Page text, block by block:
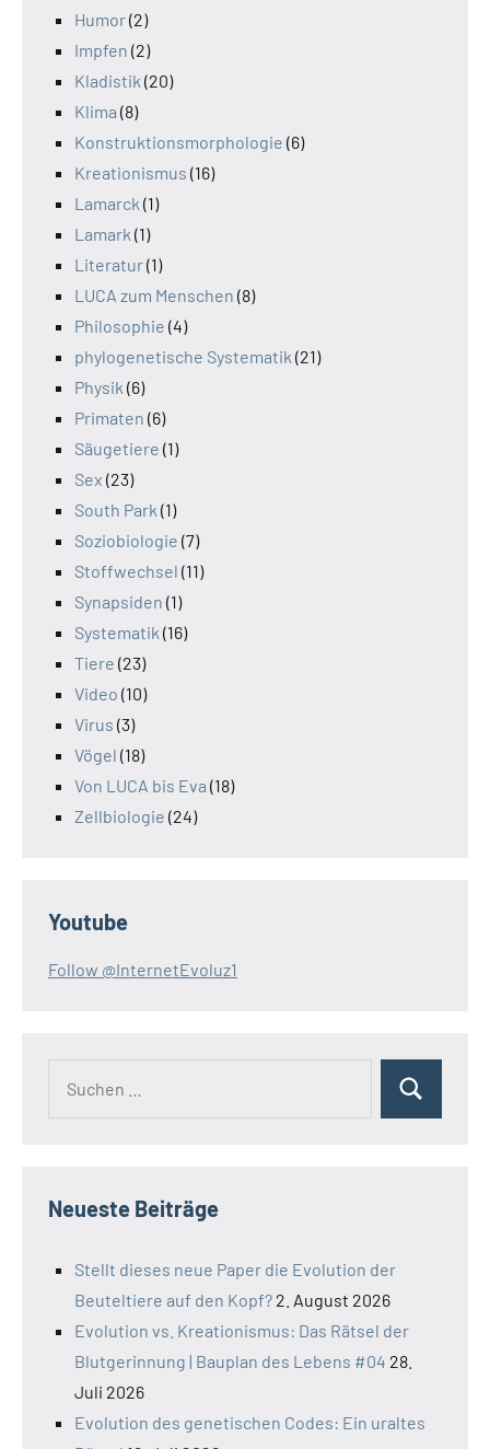
Humor(2)
Impfen (2)
Kladistik (20)
Klima (8)
Konstruktionsmorphologie (6)
Kreationismus (16)
Lamarck (1)
Lamark (1)
Literatur(1)
LUCA zum Menschen (8)
Philosophie (4)
phylogenetische Systematik (21)
Physik (6)
Primaten (6)
Säugetiere (1)
Sex (23)
South Park (1)
Soziobiologie (7)
Stoffwechsel (11)
Synapsiden (1)
Systematik (16)
Tiere (23)
Video (10)
Virus (3)
Vögel (18)
Von LUCA bis Eva (18)
Zellbiologie (24)
Youtube
Follow @InternetEvoluz1
Suchen
Neueste Beiträge
Stellt dieses neue Paper die Evolution der
Beuteltiere auf den Kopf? 2. August 2026
Evolution vs. Kreationismus: Das Rätsel der
Blutgerinnung | Bauplan des Lebens #04 28.
Juli 2026
Evolution des genetischen Codes: Ein uraltes